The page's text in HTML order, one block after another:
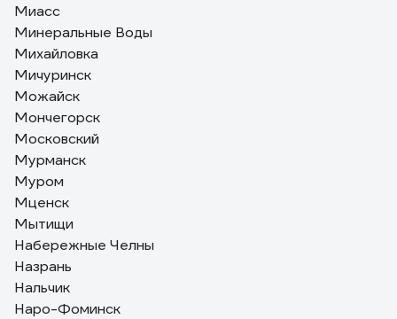
Миасс
Минеральные Воды
Михайловка
Мичуринск
Можайск
Мончегорск
Московский
Мурманск
Муром
Мценск
Мытищи
Набережные Челны
Назрань
Нальчик
Наро-Фоминск